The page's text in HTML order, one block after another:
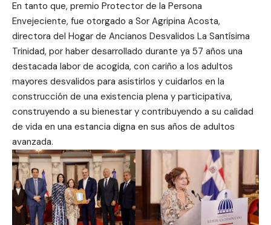
En tanto que, premio Protector de la Persona
Envejeciente, fue otorgado a Sor Agripina Acosta,
directora del Hogar de Ancianos Desvalidos La Santísima
Trinidad, por haber desarrollado durante ya 57 años una
destacada labor de acogida, con cariño a los adultos
mayores desvalidos para asistirlos y cuidarlos en la
construcción de una existencia plena y participativa,
construyendo a su bienestar y contribuyendo a su calidad
de vida en una estancia digna en sus años de adultos
avanzada.